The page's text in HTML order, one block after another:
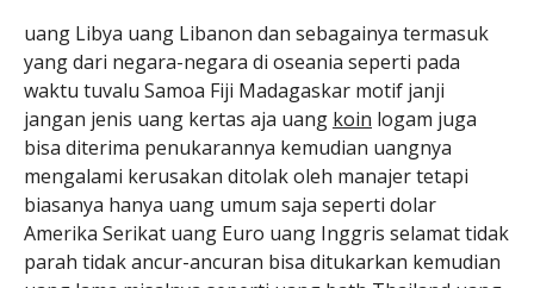
uang Libya uang Libanon dan sebagainya termasuk
yang dari negara-negara di oseania seperti pada
waktu tuvalu Samoa Fiji Madagaskar motif janji
jangan jenis uang kertas aja uang koin logam juga
bisa diterima penukarannya kemudian uangnya
mengalami kerusakan ditolak oleh manajer tetapi
biasanya hanya uang umum saja seperti dolar
Amerika Serikat uang Euro uang Inggris selamat tidak
parah tidak ancur-ancuran bisa ditukarkan kemudian